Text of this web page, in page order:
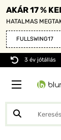
AKÁR 17 %
HATALMAS
FULLSWING17
3 év jótállás